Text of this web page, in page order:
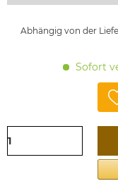
Abhängig von der
Sofort